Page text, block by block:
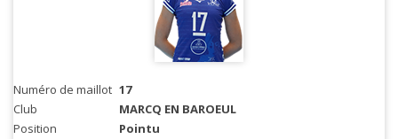
Numéro de maillot 17
Club
MARCQ EN BAROEUL
Position
Pointu